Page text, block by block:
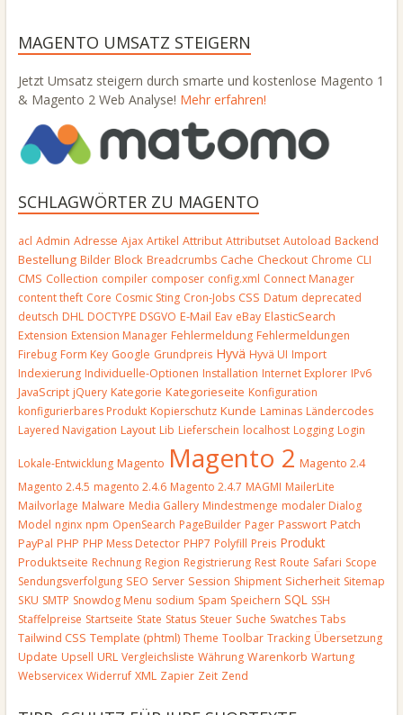
MAGENTO UMSATZ STEIGERN
Jetzt Umsatz steigern durch smarte und kostenlose Magento 1
& Magento 2 Web Analyse! Mehr erfahren!
SCHLAGWÖRTER ZU MAGENTO
acl Admin Adresse Ajax Artikel Attribut Attributset Autoload Backend
Bestellung Bilder Block Breadcrumbs Cache Checkout Chrome CLI
CMS Collection compiler composer config.xml Connect Manager
content theft Core Cosmic Sting Cron-Jobs CSS Datum deprecated
deutsch DHL DOCTYPE DSGVO E-Mail Eav eBay ElasticSearch
Extension Extension Manager Fehlermeldung Fehlermeldungen
Firebug Form Key Google Grundpreis Hyvä Hyvä UI Import
Indexierung Individuelle-Optionen Installation Internet Explorer IPv6
JavaScript jQuery Kategorie Kategorieseite Konfiguration
konfigurierbares Produkt Kopierschutz Kunde Laminas Ländercodes
Layered Navigation Layout Lib Lieferschein localhost Logging Login
Lokale-Entwicklung Magento Magento 2 Magento 2.4
Magento 2.4.5 magento 2.4.6 Magento 2.4.7 MAGMI MailerLite
Mailvorlage Malware Media Gallery Mindestmenge modaler Dialog
Model nginx npm OpenSearch PageBuilder Pager Passwort Patch
PayPal PHP PHP Mess Detector PHP7 Polyfill Preis Produkt
Produktseite Rechnung Region Registrierung Rest Route Safari Scope
Sendungsverfolgung SEO Server Session Shipment Sicherheit Sitemap
SKU SMTP Snowdog Menu sodium Spam Speichern SQL SSH
Staffelpreise Startseite State Status Steuer Suche Swatches Tabs
Tailwind CSS Template (phtml) Theme Toolbar Tracking Übersetzung
Update Upsell URL Vergleichsliste Währung Warenkorb Wartung
Webservicex Widerruf XML Zapier Zeit Zend